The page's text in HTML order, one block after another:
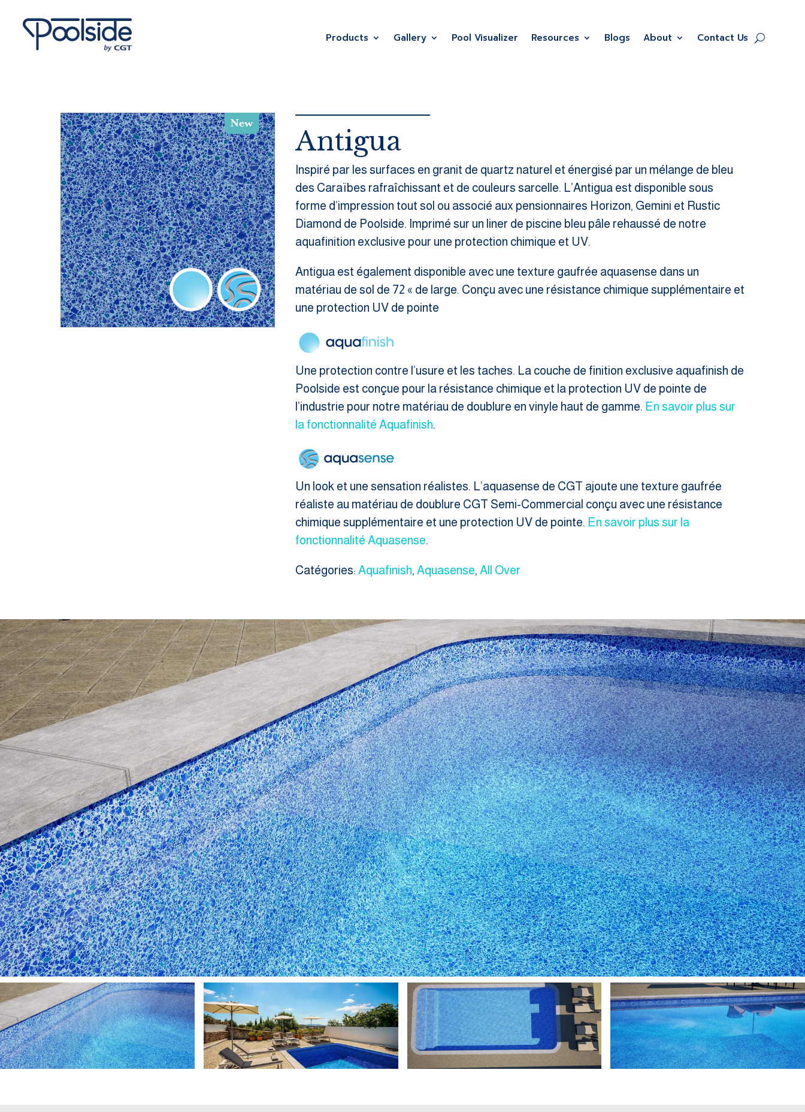
Products Gallery Pool Visualizer Resources Blogs About Contact Us
Antigua
Inspiré par les surfaces en granit de quartz naturel et énergisé par un mélange de bleu
des Caraïbes rafraîchissant et de couleurs sarcelle. L’Antigua est disponible sous
forme d’impression tout sol ou associé aux pensionnaires Horizon, Gemini et Rustic
Diamond de Poolside. Imprimé sur un liner de piscine bleu pâle rehaussé de notre
aquafinition exclusive pour une protection chimique et UV.
Antigua est également disponible avec une texture gaufrée aquasense dans un
matériau de sol de 72 « de large. Conçu avec une résistance chimique supplémentaire et
une protection UV de pointe
Une protection contre l’usure et les taches. La couche de finition exclusive aquafinish de
Poolside est conçue pour la résistance chimique et la protection UV de pointe de
l’industrie pour notre matériau de doublure en vinyle haut de gamme. En savoir plus sur
la fonctionnalité Aquafinish.
Un look et une sensation réalistes. L’aquasense de CGT ajoute une texture gaufrée
réaliste au matériau de doublure CGT Semi-Commercial conçu avec une résistance
chimique supplémentaire et une protection UV de pointe. En savoir plus sur la
fonctionnalité Aquasense.
Catégories: Aquafinish, Aquasense, All Over